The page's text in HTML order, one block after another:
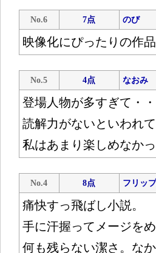
No.6 7点 のび
映像化にぴったりの作品
No.5 4点 なおみ
登場人物が多すぎて・・
読解力がないといわれ
私はあまり楽しめなかっ
No.4 8点 フリッ
痛快すっ飛ばし小説。
手に汗握ってメージを
何も残らない潔さ。な